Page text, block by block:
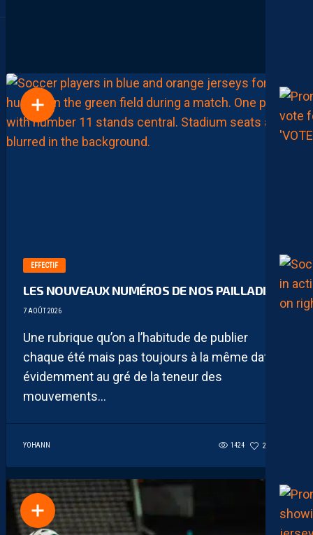
EFFECTIF
LES NOUVEAUX NUMÉROS DE NOS PAILLADINS
7 AOÛT 2026
Une rubrique qu’on a l’habitude de publier
chaque été mais pas toujours à la même date,
évidemment au gré de la teneur des
mouvements...
YOHANN 1424 28